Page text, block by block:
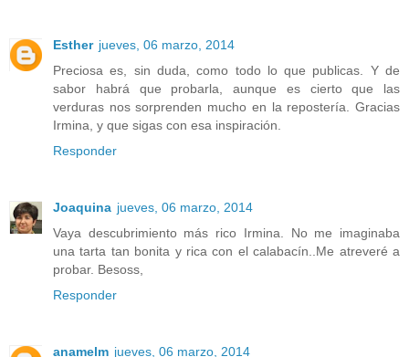
Esther jueves, 06 marzo, 2014
Preciosa es, sin duda, como todo lo que publicas. Y de
sabor habrá que probarla, aunque es cierto que las
verduras nos sorprenden mucho en la repostería. Gracias
Irmina, y que sigas con esa inspiración.
Responder
Joaquina jueves, 06 marzo, 2014
Vaya descubrimiento más rico Irmina. No me imaginaba
una tarta tan bonita y rica con el calabacín..Me atreveré a
probar. Besoss,
Responder
anamelm jueves, 06 marzo, 2014